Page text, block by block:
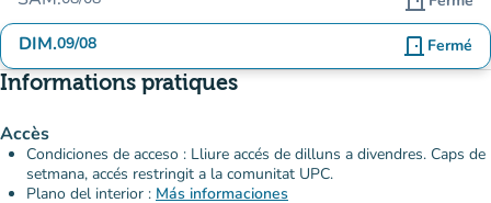
DIM.09/08 door_front Fermé
Informations pratiques
Accès
Condiciones de acceso : Lliure accés de dilluns a divendres. Caps de
setmana, accés restringit a la comunitat UPC.
Plano del interior : Más informaciones